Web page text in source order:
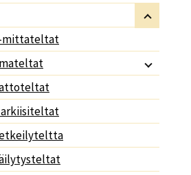
mittateltat